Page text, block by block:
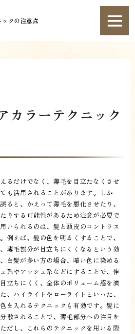
クの注意点
カラーテクニック
るだけでなく、薄毛を目立たなくさせ
も活用されることがあります。しか
ると、かえって薄毛を悪化させたり、
りする可能性があるため注意が必要で
いられるのは、髪と頭皮のコントラス
例えば、髪の色を明るくすることで、
薄毛部分が目立ちにくくなるという効
白髪が多い方の場合、暗い色に染める
系やアッシュ系などにすることで、伸
立ちにくく、全体のボリューム感を演
、ハイライトやローライトといった、
を入れるテクニックも有効です。髪に
散されることで、薄毛部分への注目を
だし、これらのテクニックを用いる際